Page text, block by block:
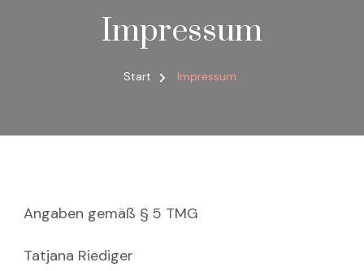
Impressum
Start Impressum
Angaben gemäß § 5 TMG
Tatjana Riediger